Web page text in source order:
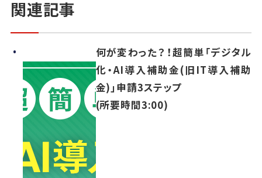
関連記事
何が変わった？！超簡単「デジタル
化・AI導入補助金(旧IT導入補助
金)」申請3ステップ
(所要時間3:00)